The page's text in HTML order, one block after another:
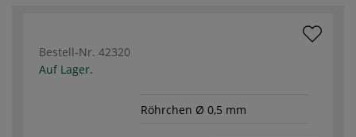
Bestell-Nr. 42320
Auf Lager.
Röhrchen Ø 0,5 mm